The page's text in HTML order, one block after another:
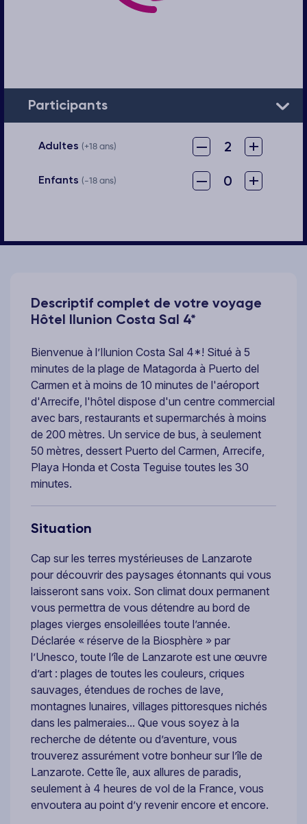
Participants
Adultes (+18 ans) – 2 +
Enfants (-18 ans) – 0 +
Descriptif complet de votre voyage
Hôtel Ilunion Costa Sal 4*
Bienvenue à l’Ilunion Costa Sal 4*! Situé à 5
minutes de la plage de Matagorda à Puerto del
Carmen et à moins de 10 minutes de l'aéroport
d'Arrecife, l'hôtel dispose d'un centre commercial
avec bars, restaurants et supermarchés à moins
de 200 mètres. Un service de bus, à seulement
50 mètres, dessert Puerto del Carmen, Arrecife,
Playa Honda et Costa Teguise toutes les 30
minutes.
Situation
Cap sur les terres mystérieuses de Lanzarote
pour découvrir des paysages étonnants qui vous
laisseront sans voix. Son climat doux permanent
vous permettra de vous détendre au bord de
plages vierges ensoleillées toute l’année.
Déclarée « réserve de la Biosphère » par
l’Unesco, toute l’île de Lanzarote est une œuvre
d’art : plages de toutes les couleurs, criques
sauvages, étendues de roches de lave,
montagnes lunaires, villages pittoresques nichés
dans les palmeraies... Que vous soyez à la
recherche de détente ou d’aventure, vous
trouverez assurément votre bonheur sur l’île de
Lanzarote. Cette île, aux allures de paradis,
seulement à 4 heures de vol de la France, vous
envoutera au point d’y revenir encore et encore.